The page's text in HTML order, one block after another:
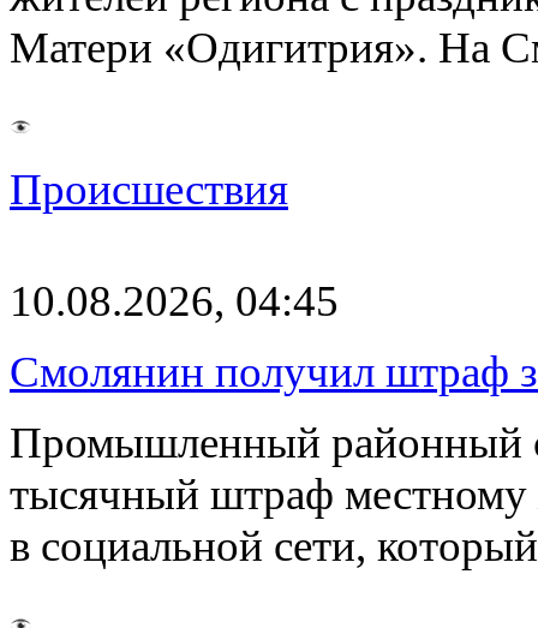
Матери «Одигитрия». На
Происшествия
10.08.2026, 04:45
Смолянин получил штраф
Промышленный районный
тысячный штраф
в социальной сети,